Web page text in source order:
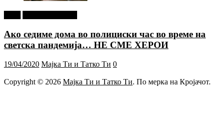
Ако седиме дома во полициски час во време на
светска пандемија… НЕ СМЕ ХЕРОИ
19/04/2020 Мајка Ти и Татко Ти 0
Copyright © 2026 Мајка Ти и Татко Ти. По мерка на Кројачот.